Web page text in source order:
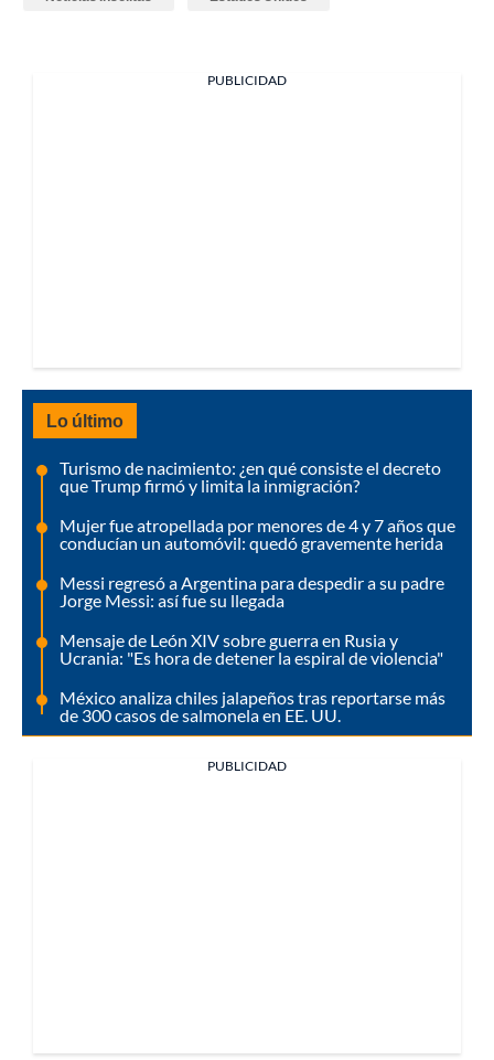
PUBLICIDAD
Lo último
Turismo de nacimiento: ¿en qué consiste el decreto
que Trump firmó y limita la inmigración?
Mujer fue atropellada por menores de 4 y 7 años que
conducían un automóvil: quedó gravemente herida
Messi regresó a Argentina para despedir a su padre
Jorge Messi: así fue su llegada
Mensaje de León XIV sobre guerra en Rusia y
Ucrania: "Es hora de detener la espiral de violencia"
México analiza chiles jalapeños tras reportarse más
de 300 casos de salmonela en EE. UU.
PUBLICIDAD